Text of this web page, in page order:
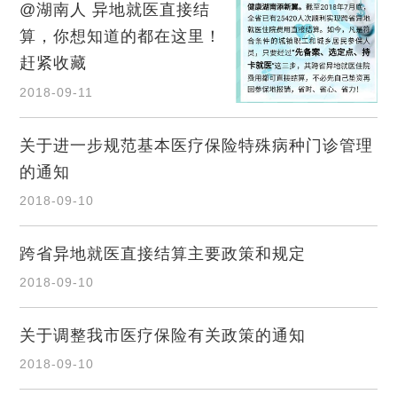
@湖南人 异地就医直接结
算，你想知道的都在这里！
赶紧收藏
2018-09-11
关于进一步规范基本医疗保险特殊病种门诊管理
的通知
2018-09-10
跨省异地就医直接结算主要政策和规定
2018-09-10
关于调整我市医疗保险有关政策的通知
2018-09-10